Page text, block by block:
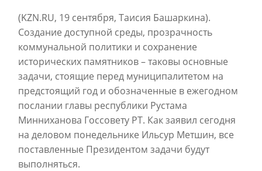
(KZN.RU, 19 сентября, Таисия Башаркина).
Создание доступной среды, прозрачность
коммунальной политики и сохранение
исторических памятников – таковы основные
задачи, стоящие перед муниципалитетом на
предстоящий год и обозначенные в ежегодном
послании главы республики Рустама
Минниханова Госсовету РТ. Как заявил сегодня
на деловом понедельнике Ильсур Метшин, все
поставленные Президентом задачи будут
выполняться.